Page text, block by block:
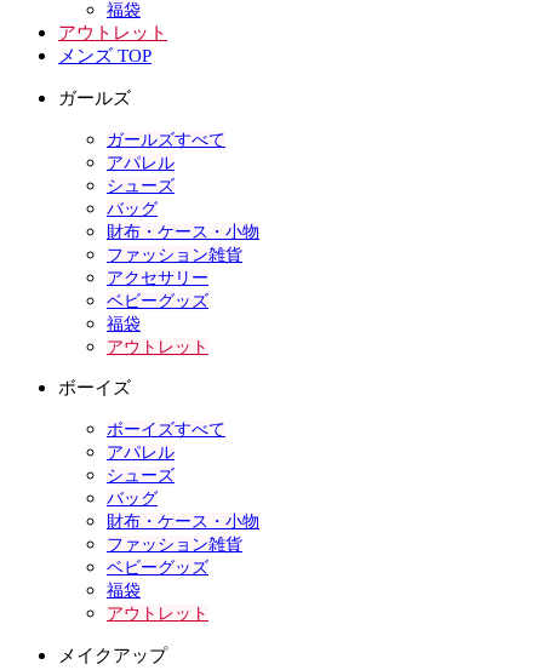
福袋
アウトレット
メンズ TOP
ガールズ
ガールズすべて
アパレル
シューズ
バッグ
財布・ケース・小物
ファッション雑貨
アクセサリー
ベビーグッズ
福袋
アウトレット
ボーイズ
ボーイズすべて
アパレル
シューズ
バッグ
財布・ケース・小物
ファッション雑貨
ベビーグッズ
福袋
アウトレット
メイクアップ